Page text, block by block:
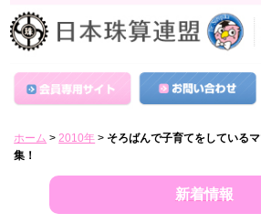
ホーム > 2010年 > そろばんで子育てをしている
集！
新着情報